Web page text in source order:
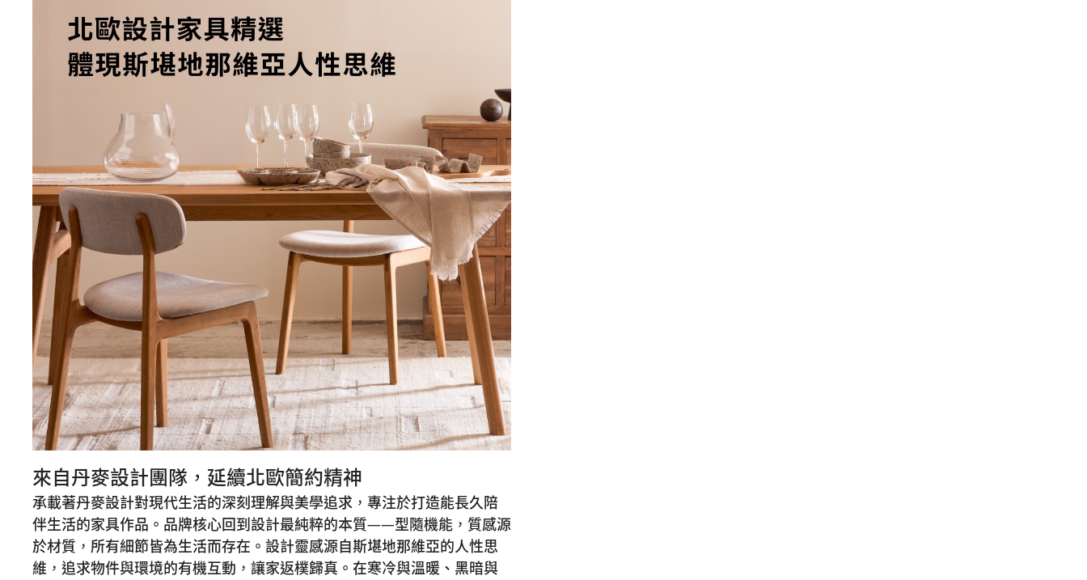
來自丹麥設計團隊，延續北歐簡約精神
承載著丹麥設計對現代生活的深刻理解與美學追求，專注於打造能長久陪
伴生活的家具作品。品牌核心回到設計最純粹的本質——型隨機能，質感源
於材質，所有細節皆為生活而存在。設計靈感源自斯堪地那維亞的人性思
維，追求物件與環境的有機互動，讓家返樸歸真。在寒冷與溫暖、黑暗與